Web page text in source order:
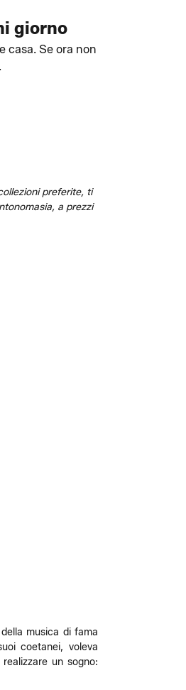
giorno
casa. Se ora non
preferite, ti
a prezzi
musica di fama
coetanei, voleva
un sogno: